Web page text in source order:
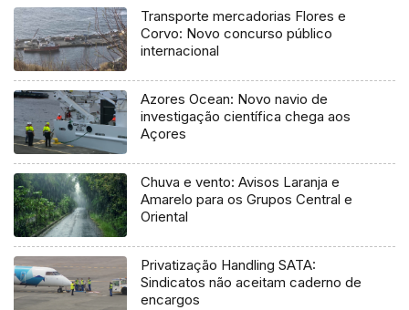
Transporte mercadorias Flores e
Corvo: Novo concurso público
internacional
Azores Ocean: Novo navio de
investigação científica chega aos
Açores
Chuva e vento: Avisos Laranja e
Amarelo para os Grupos Central e
Oriental
Privatização Handling SATA:
Sindicatos não aceitam caderno de
encargos